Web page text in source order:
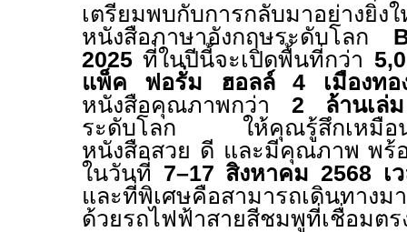
เตรียมพบกับการกลับมาอย่างยิ่ง
หนังสือภาษาอังกฤษระดับโลก
2025 ที่ในปีนี้จะเปิดพื้นที่กว่า
แพ็ค ฟอรั่ม ฮอลล์4 เมืองท
หนังสือคุณภาพกว่า 2 ล้านเล่ม
ระดับโลก ให้คุณรู้สึกเหมือนห
หนังสือสวย ดี และมีคุณภาพ พร้
ในวันที่ 7–17 สิงหาคม 2568 เ
และที่พิเศษคือสามารถเดินทางม
ด้วยรถไฟฟ้าสายสีชมพูที่เชื่อมต